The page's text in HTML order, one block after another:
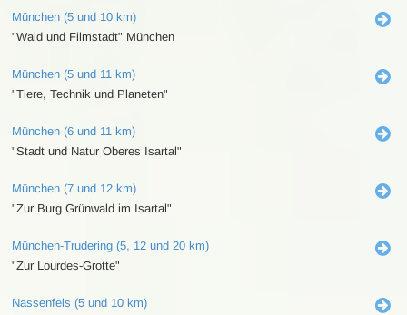
München (5 und 10 km)
"Wald und Filmstadt" München
München (5 und 11 km)
"Tiere, Technik und Planeten"
München (6 und 11 km)
"Stadt und Natur Oberes Isartal"
München (7 und 12 km)
"Zur Burg Grünwald im Isartal"
München-Trudering (5, 12 und 20 km)
"Zur Lourdes-Grotte"
Nassenfels (5 und 10 km)